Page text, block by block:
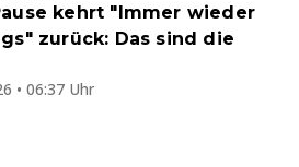
kehrt "Immer wieder
zurück: Das sind die
• 06:37 Uhr